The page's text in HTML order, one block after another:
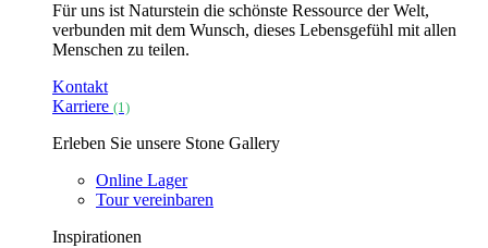
Für uns ist Naturstein die schönste Ressource der Welt,
verbunden mit dem Wunsch, dieses Lebensgefühl mit allen
Menschen zu teilen.
Kontakt
Karriere (1)
Erleben Sie unsere Stone Gallery
Online Lager
Tour vereinbaren
Inspirationen